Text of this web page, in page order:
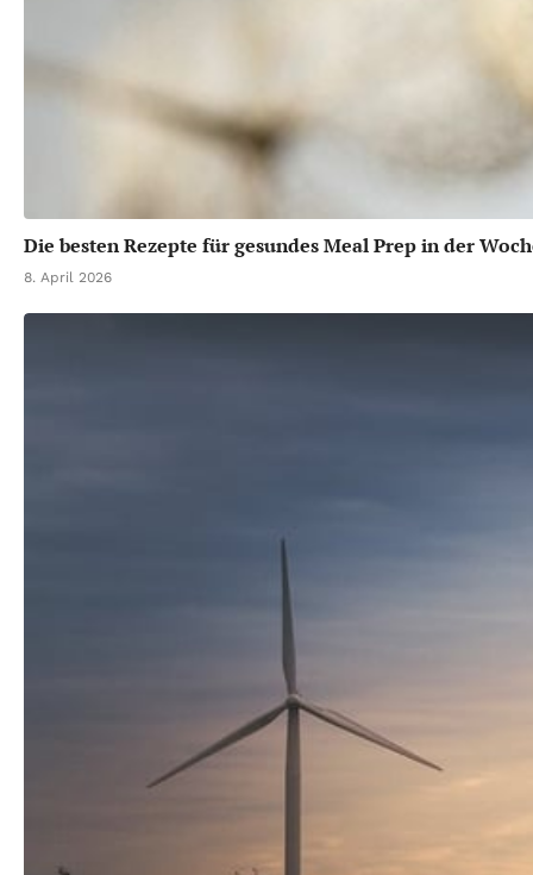
Die besten Rezepte für gesundes Meal Prep in der
8. April 2026